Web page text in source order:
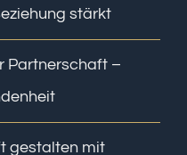
stärkt
Partnerschaft –
gestalten mit